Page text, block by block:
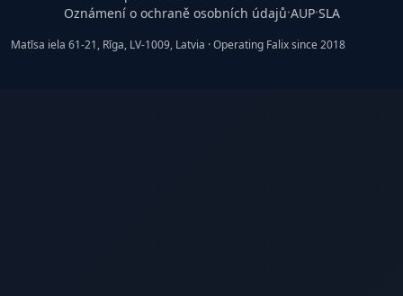
Oznámení o ochraně osobních údajů•AUP•SLA
Matīsa iela 61-21, Rīga, LV-1009, Latvia · Operating Falix since 2018